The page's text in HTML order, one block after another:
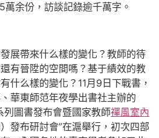
余份，訪談記錄逾千萬字。
展帶來什么樣的變化？教師的待
有晉陞的空間嗎？基于績效的教
什么樣的變化？11月9日下戰書，
華東師范年夜學出書社主辦的
列圖書發布會暨國家教師禪風室內
發布研討會”在滬舉行，初次四部